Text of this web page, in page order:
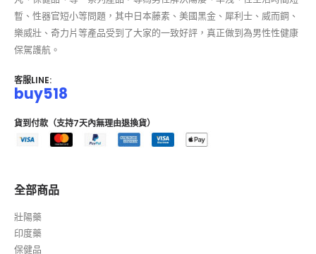
暫、性器官短小等問題，其中日本藤素、美國黑金、犀利士、威而鋼、
樂威壯、奇力片等產品受到了大家的一致好評，真正做到為男性性健康
保駕護航。
客服LINE:
buy518
貨到付款（支持7天內無理由退換貨）
全部商品
壯陽藥
印度藥
保健品